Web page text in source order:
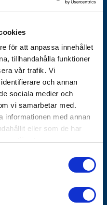
för att anpassa innehållet
tillhandahålla funktioner
vår trafik. Vi
och annan
sociala medier och
vi samarbetar med.
informationen med annan
eller som de har